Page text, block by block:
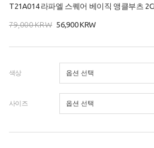
T21A014 라파엘 스퀘어 베이직 앵클부츠
79,000KRW 56,900KRW
색상
사이즈